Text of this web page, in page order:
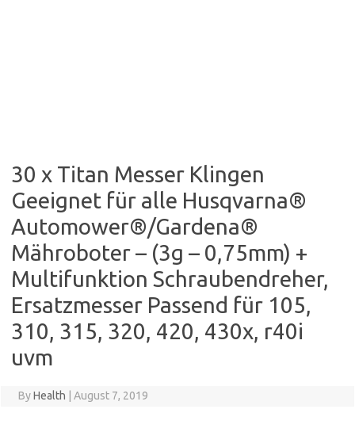
30 x Titan Messer Klingen
Geeignet für alle Husqvarna®
Automower®/Gardena®
Mähroboter – (3g – 0,75mm) +
Multifunktion Schraubendreher,
Ersatzmesser Passend für 105,
310, 315, 320, 420, 430x, r40i
uvm
ByHealth August 7, 2019